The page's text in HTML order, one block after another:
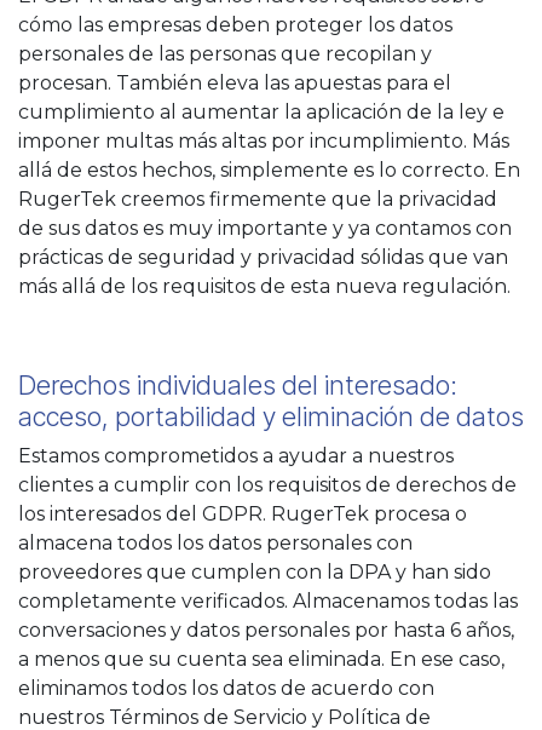
cómo las empresas deben proteger los datos
personales de las personas que recopilan y
procesan. También eleva las apuestas para el
cumplimiento al aumentar la aplicación de la ley e
imponer multas más altas por incumplimiento. Más
allá de estos hechos, simplemente es lo correcto. En
RugerTek creemos firmemente que la privacidad
de sus datos es muy importante y ya contamos con
prácticas de seguridad y privacidad sólidas que van
más allá de los requisitos de esta nueva regulación.
Derechos individuales del interesado:
acceso, portabilidad y eliminación de datos
Estamos comprometidos a ayudar a nuestros
clientes a cumplir con los requisitos de derechos de
los interesados del GDPR. RugerTek procesa o
almacena todos los datos personales con
proveedores que cumplen con la DPA y han sido
completamente verificados. Almacenamos todas las
conversaciones y datos personales por hasta 6 años,
a menos que su cuenta sea eliminada. En ese caso,
eliminamos todos los datos de acuerdo con
nuestros Términos de Servicio y Política de